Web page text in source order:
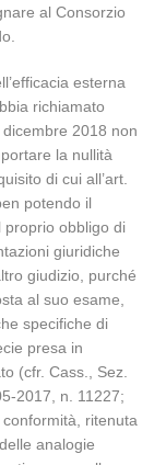
al Consorzio
esterna
richiamato
2018 non
la nullità
di cui all’art.
potendo il
obbligo di
giuridiche
giudizio, purché
al suo esame,
specifiche di
presa in
(cfr. Cass., Sez.
2017, n. 11227;
ritenuta
analogie